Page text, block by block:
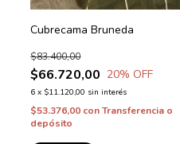
Cubrecama Bruneda
$66.720,00
$83.400,00
20% OFF
6 x $11.120,00 sin interés
$53.376,00 con Transferencia o
depósito